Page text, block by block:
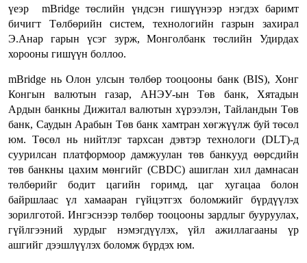
үеэр mBridge төслийн үндсэн гишүүнээр нэгдэх баримт
бичигт Төлбөрийн систем, технологийн газрын захирал
Э.Анар гарын үсэг зурж, Монголбанк төслийн Удирдах
хорооны гишүүн боллоо.
mBridge нь Олон улсын төлбөр тооцооны банк (BIS), Хонг
Конгын валютын газар, АНЭУ-ын Төв банк, Хятадын
Ардын банкны Дижитал валютын хүрээлэн, Тайландын Төв
банк, Саудын Арабын Төв банк хамтран хөгжүүлж буй төсөл
юм. Төсөл нь нийтлэг тархсан дэвтэр технологи (DLT)-д
суурилсан платформоор дамжуулан төв банкууд өөрсдийн
төв банкны цахим мөнгийг (CBDC) ашиглан хил дамнасан
төлбөрийг бодит цагийн горимд, цаг хугацаа болон
байршлаас үл хамааран гүйцэтгэх боломжийг бүрдүүлэх
зорилготой. Ингэснээр төлбөр тооцооны зардлыг бууруулах,
гүйлгээний хурдыг нэмэгдүүлэх, үйл ажиллагааны үр
ашгийг дээшлүүлэх боломж бүрдэх юм.